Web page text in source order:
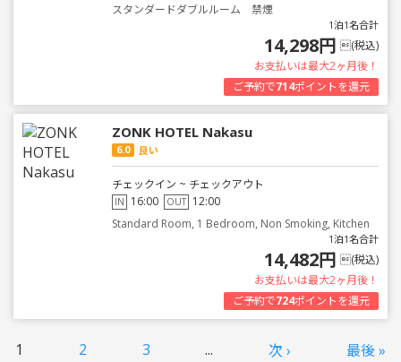
スタンダードダブルルーム 禁煙
1泊1名合計
14,298円 (税込)
お支払いは最大2ヶ月後！
ご予約で714ポイントを還元
ZONK HOTEL Nakasu
6.0 良い
チェックイン ~ チェックアウト
IN 16:00 OUT 12:00
Standard Room, 1 Bedroom, Non Smoking, Kitchen
1泊1名合計
14,482円 (税込)
お支払いは最大2ヶ月後！
ご予約で724ポイントを還元
1 2 3 ... 次 › 最後 »